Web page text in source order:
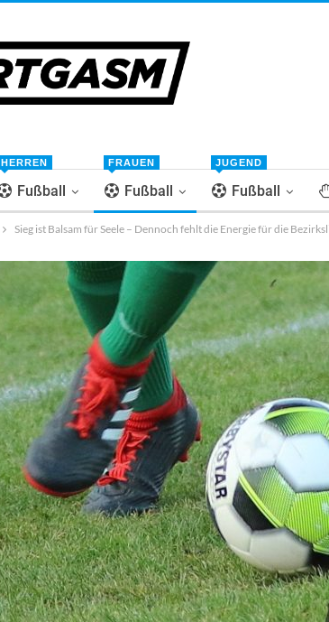
Fußball
HERREN
Fußball
FRAUEN
Fußball
JUGEND
Sieg ist Balsam für Seele – Dennoch fehlt die Energie für die